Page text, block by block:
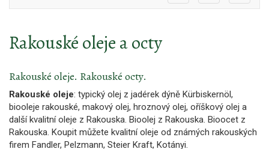
search
shopping
Rakouské oleje a octy
Rakouské oleje. Rakouské octy.
Rakouské oleje: typický olej z jadérek dýně Kürbiskernöl,
biooleje rakouské, makový olej, hroznový olej, oříškový olej a
další kvalitní oleje z Rakouska. Bioolej z Rakouska. Bioocet z
Rakouska. Koupit můžete kvalitní oleje od známých rakouských
firem Fandler, Pelzmann, Steier Kraft, Kotányi.